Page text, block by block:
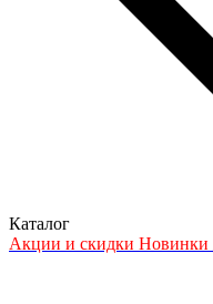
Каталог
Акции и скидки Новинки